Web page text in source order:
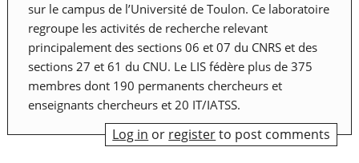
sur le campus de l’Université de Toulon. Ce laboratoire
regroupe les activités de recherche relevant
principalement des sections 06 et 07 du CNRS et des
sections 27 et 61 du CNU. Le LIS fédère plus de 375
membres dont 190 permanents chercheurs et
enseignants chercheurs et 20 IT/IATSS.
Log in or registerto post comments